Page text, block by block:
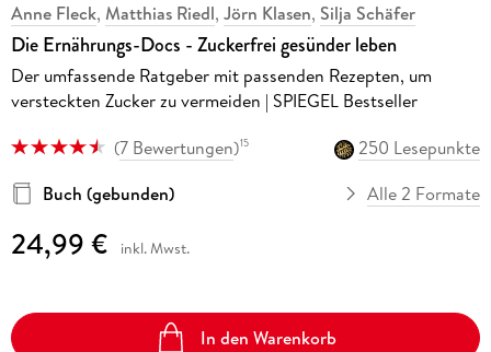
Anne Fleck, Matthias Riedl, Jörn Klasen, Silja Schäfer
Die Ernährungs-Docs - Zuckerfrei gesünder leben
Der umfassende Ratgeber mit passenden Rezepten, um
versteckten Zucker zu vermeiden | SPIEGEL Bestseller
(7 Bewertungen)15
250 Lesepunkte
Buch (gebunden)
Alle 2 Formate
24,99 € inkl. Mwst.
In den Warenkorb